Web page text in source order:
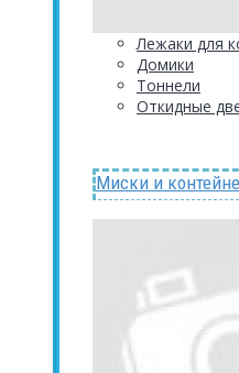
Лежаки для
Домики
Тоннели
Откидные
Миски и